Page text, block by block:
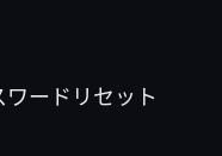
ワードリセット